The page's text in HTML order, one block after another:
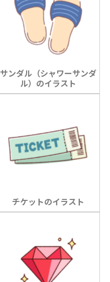
サンダル（シャワーサンダ
ル）のイラスト
チケットのイラスト